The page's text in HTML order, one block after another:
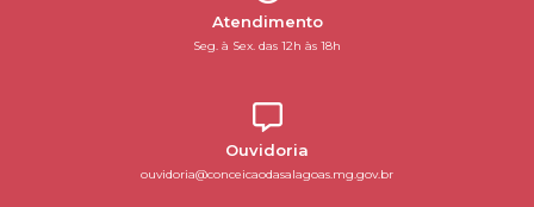
Atendimento
Seg. à Sex. das 12h às 18h
Ouvidoria
ouvidoria@conceicaodasalagoas.mg.gov.br